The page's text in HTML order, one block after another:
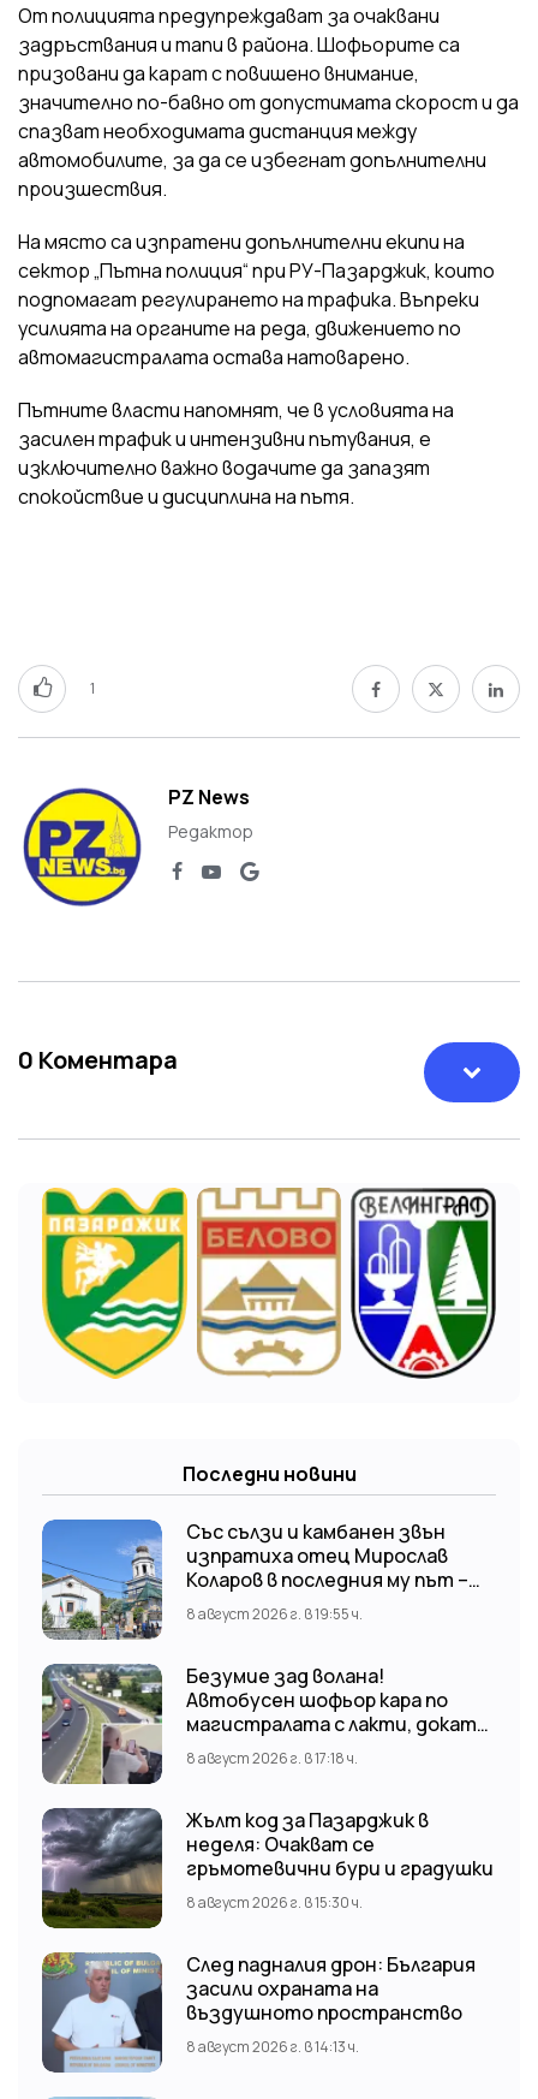
От полицията предупреждават за очаквани
задръствания и тапи в района. Шофьорите са
призовани да карат с повишено внимание,
значително по-бавно от допустимата скорост и да
спазват необходимата дистанция между
автомобилите, за да се избегнат допълнителни
произшествия.
На място са изпратени допълнителни екипи на
сектор „Пътна полиция“ при РУ-Пазарджик, които
подпомагат регулирането на трафика. Въпреки
усилията на органите на реда, движението по
автомагистралата остава натоварено.
Пътните власти напомнят, че в условията на
засилен трафик и интензивни пътувания, е
изключително важно водачите да запазят
спокойствие и дисциплина на пътя.
1
PZ News
Редактор
0 Коментара
Последни новини
Със сълзи и камбанен звън
изпратиха отец Мирослав
Коларов в последния му път –
Пловдивският митрополит
Николай отслужи опелото
8 август 2026 г. в 19:55 ч.
Безумие зад волана!
Автобусен шофьор кара по
магистралата с лакти, докато
гледа TikTok
8 август 2026 г. в 17:18 ч.
Жълт код за Пазарджик в
неделя: Очакват се
гръмотевични бури и градушки
8 август 2026 г. в 15:30 ч.
След падналия дрон: България
засили охраната на
въздушното пространство
8 август 2026 г. в 14:13 ч.